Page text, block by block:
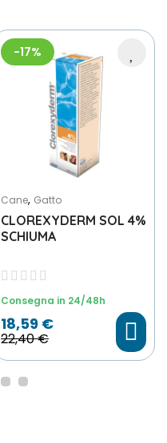
-17%
Cane, Gatto
CLOREXYDERM SOL 4%
SCHIUMA
Consegna in 24/48h
22,40 €
18,59 €